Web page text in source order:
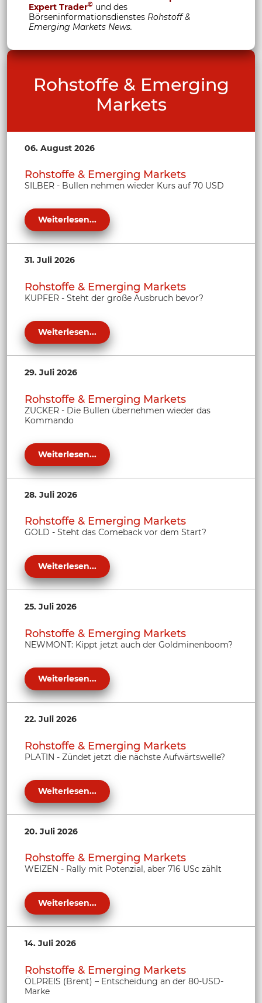
Expert Trader© und des
Börseninformationsdienstes Rohstoff &
Emerging Markets News.
Rohstoffe & Emerging
Markets
06. August 2026
Rohstoffe & Emerging Markets
SILBER - Bullen nehmen wieder Kurs auf 70 USD
Weiterlesen...
31. Juli 2026
Rohstoffe & Emerging Markets
KUPFER - Steht der große Ausbruch bevor?
Weiterlesen...
29. Juli 2026
Rohstoffe & Emerging Markets
ZUCKER - Die Bullen übernehmen wieder das
Kommando
Weiterlesen...
28. Juli 2026
Rohstoffe & Emerging Markets
GOLD - Steht das Comeback vor dem Start?
Weiterlesen...
25. Juli 2026
Rohstoffe & Emerging Markets
NEWMONT: Kippt jetzt auch der Goldminenboom?
Weiterlesen...
22. Juli 2026
Rohstoffe & Emerging Markets
PLATIN - Zündet jetzt die nächste Aufwärtswelle?
Weiterlesen...
20. Juli 2026
Rohstoffe & Emerging Markets
WEIZEN - Rally mit Potenzial, aber 716 USc zählt
Weiterlesen...
14. Juli 2026
Rohstoffe & Emerging Markets
ÖLPREIS (Brent) – Entscheidung an der 80-USD-
Marke